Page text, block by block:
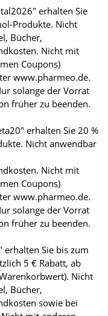
erhalten Sie
Produkte. Nicht
Bücher,
Nicht mit
Coupons)
www.pharmeo.de.
solange der Vorrat
früher zu beenden.
erhalten Sie 20 %
Nicht anwendbar
Nicht mit
Coupons)
www.pharmeo.de.
solange der Vorrat
früher zu beenden.
Sie bis zum
5 € Rabatt, ab
Nicht
Bücher,
sowie bei